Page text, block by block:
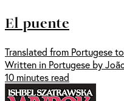
El puente
Translated from Portugese
Written in Portugese by
10 minutes read